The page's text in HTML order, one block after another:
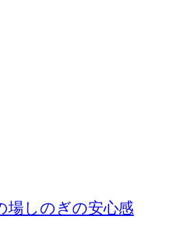
場しのぎの安心感